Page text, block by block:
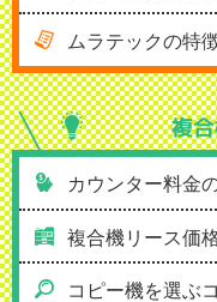
ムラテックの特
複
カウンター料金
複合機リース価
コピー機を選ぶ